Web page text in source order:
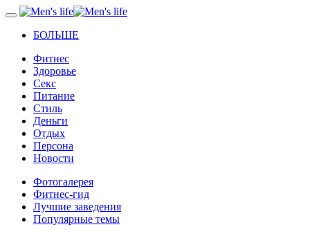
БОЛЬШЕ
Фитнес
Здоровье
Секс
Питание
Стиль
Деньги
Отдых
Персона
Новости
Фотогалерея
Фитнес-гид
Лучшие заведения
Популярные темы